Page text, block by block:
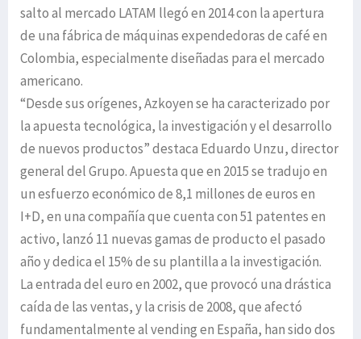
salto al mercado LATAM llegó en 2014 con la apertura
de una fábrica de máquinas expendedoras de café en
Colombia, especialmente diseñadas para el mercado
americano.
“Desde sus orígenes, Azkoyen se ha caracterizado por
la apuesta tecnológica, la investigación y el desarrollo
de nuevos productos” destaca Eduardo Unzu, director
general del Grupo. Apuesta que en 2015 se tradujo en
un esfuerzo económico de 8,1 millones de euros en
I+D, en una compañía que cuenta con 51 patentes en
activo, lanzó 11 nuevas gamas de producto el pasado
año y dedica el 15% de su plantilla a la investigación.
La entrada del euro en 2002, que provocó una drástica
caída de las ventas, y la crisis de 2008, que afectó
fundamentalmente al vending en España, han sido dos